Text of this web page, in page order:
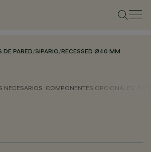
DE PARED/SIPARIO/RECESSED Ø40 MM
NECESARIOS COMPONENTES OPCIONALES